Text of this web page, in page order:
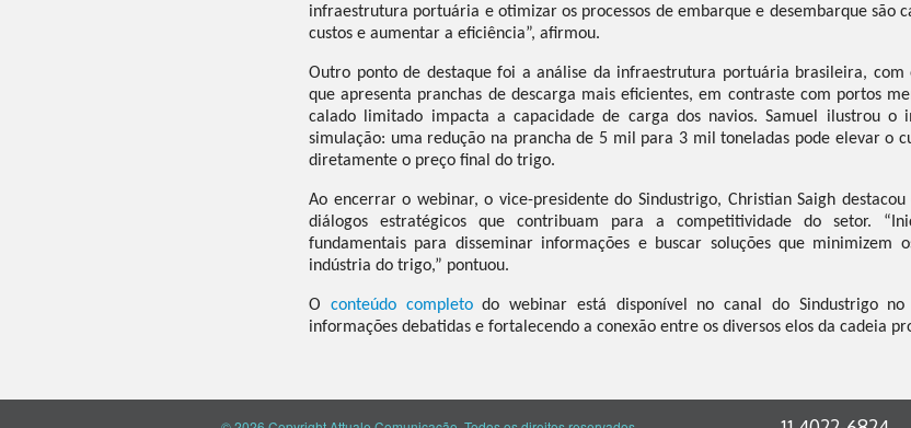
infraestrutura portuária e otimizar os processos de embarque e desembarque são
custos e aumentar a eficiência”, afirmou.
Outro ponto de destaque foi a análise da infraestrutura portuária brasileira, com
que apresenta pranchas de descarga mais eficientes, em contraste com portos
calado limitado impacta a capacidade de carga dos navios. Samuel ilustrou o
simulação: uma redução na prancha de 5 mil para 3 mil toneladas pode elevar o
diretamente o preço final do trigo.
Ao encerrar o webinar, o vice-presidente do Sindustrigo, Christian Saigh
diálogos estratégicos que contribuam para a competitividade do setor.
fundamentais para disseminar informações e buscar soluções que minimizem
indústria do trigo,” pontuou.
O conteúdo completodo webinar está disponível no canal do Sindustrigo no
informações debatidas e fortalecendo a conexão entre os diversos elos da cadeia